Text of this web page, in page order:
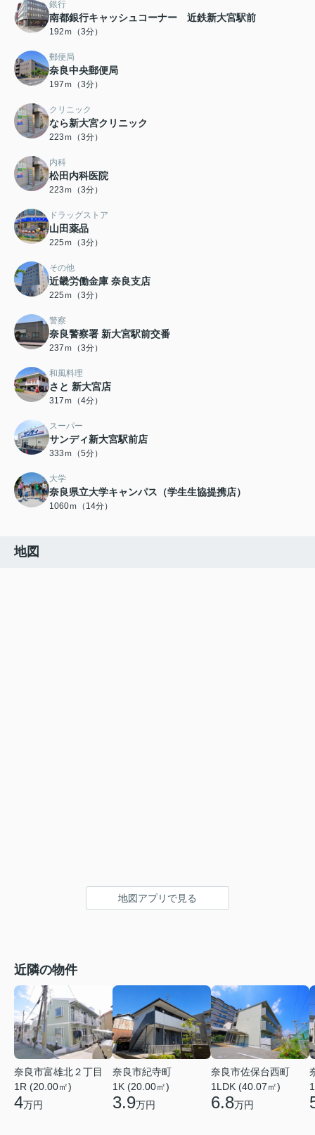
銀行
南都銀行キャッシュコーナー 近鉄新大宮駅前
192ｍ（3分）
郵便局
奈良中央郵便局
197ｍ（3分）
クリニック
なら新大宮クリニック
223ｍ（3分）
内科
松田内科医院
223ｍ（3分）
ドラッグストア
山田薬品
225ｍ（3分）
その他
近畿労働金庫 奈良支店
225ｍ（3分）
警察
奈良警察署 新大宮駅前交番
237ｍ（3分）
和風料理
さと 新大宮店
317ｍ（4分）
スーパー
サンディ新大宮駅前店
333ｍ（5分）
大学
奈良県立大学キャンパス（学生生協提携店）
1060ｍ（14分）
地図
地図アプリで見る
近隣の物件
奈良市富雄北２丁目
1R (20.00㎡)
4万円
奈良市紀寺町
1K (20.00㎡)
3.9万円
奈良市佐保台西町
1LDK (40.07㎡)
6.8万円